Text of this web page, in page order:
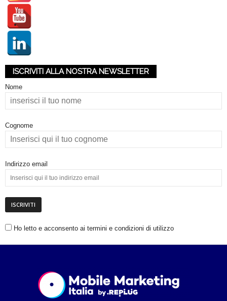
ISCRIVITI ALLA NOSTRA NEWSLETTER
Nome
Cognome
Indirizzo email
Ho letto e acconsento ai termini e condizioni di utilizzo